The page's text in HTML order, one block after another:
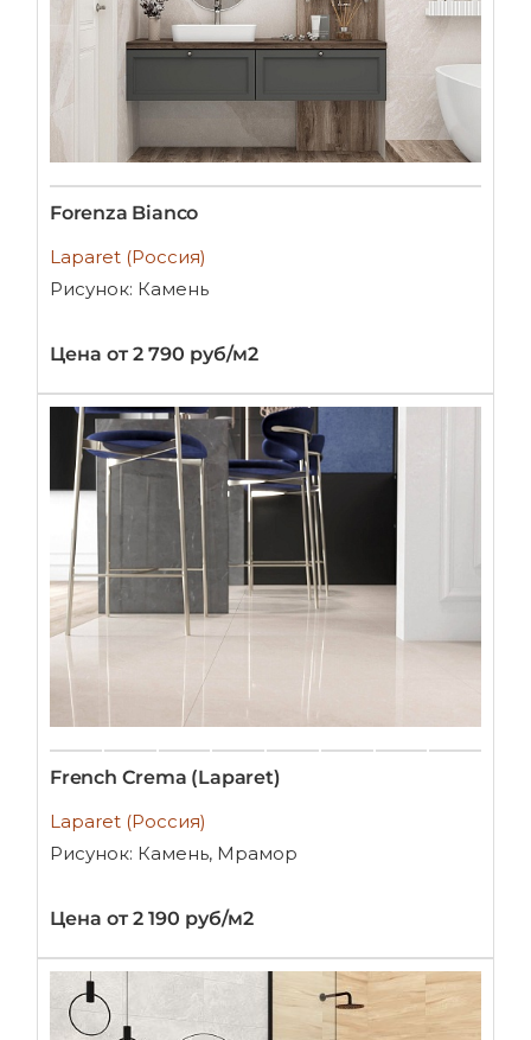
Forenza Bianco
Laparet (Россия)
Рисунок: Камень
Цена от 2 790 руб/м2
French Crema (Laparet)
Laparet (Россия)
Рисунок: Камень, Мрамор
Цена от 2 190 руб/м2